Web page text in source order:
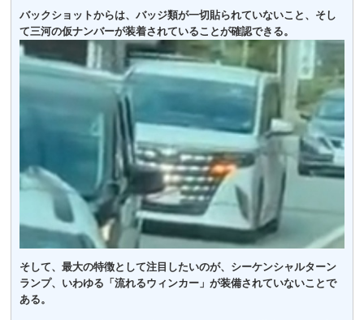
バックショットからは、バッジ類が一切貼られていないこと、そし
て三河の仮ナンバーが装着されていることが確認できる。
そして、最大の特徴として注目したいのが、シーケンシャルターン
ランプ、いわゆる「流れるウィンカー」が装備されていないことで
ある。